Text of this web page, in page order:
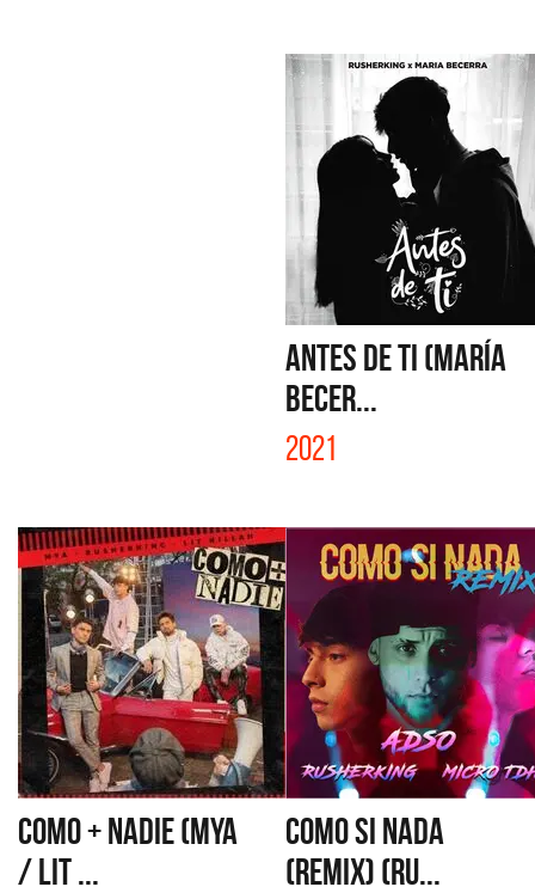
ANTES DE TI (MARÍA
BECER...
2021
COMO + NADIE (MYA
/ LIT ...
COMO SI NADA
(REMIX) (RU...